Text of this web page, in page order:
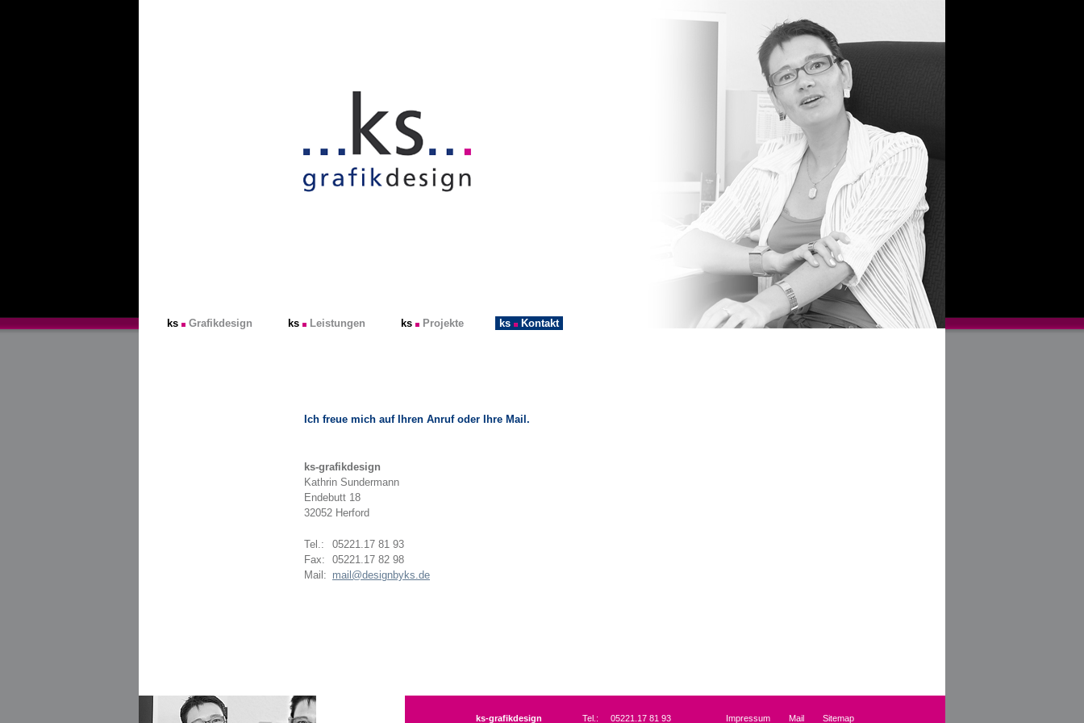
ks Grafikdesign ks Leistungen ks Projekte ks Kontakt
Ich freue mich auf Ihren Anruf oder Ihre Mail.
ks-grafikdesign
Kathrin Sundermann
Endebutt 18
32052 Herford
Tel.:
05221.17 81 93
Fax:
05221.17 82 98
Mail: mail@designbyks.de
ks-grafikdesign Tel.: 05221.17 81 93 Impressum Mail Sitemap